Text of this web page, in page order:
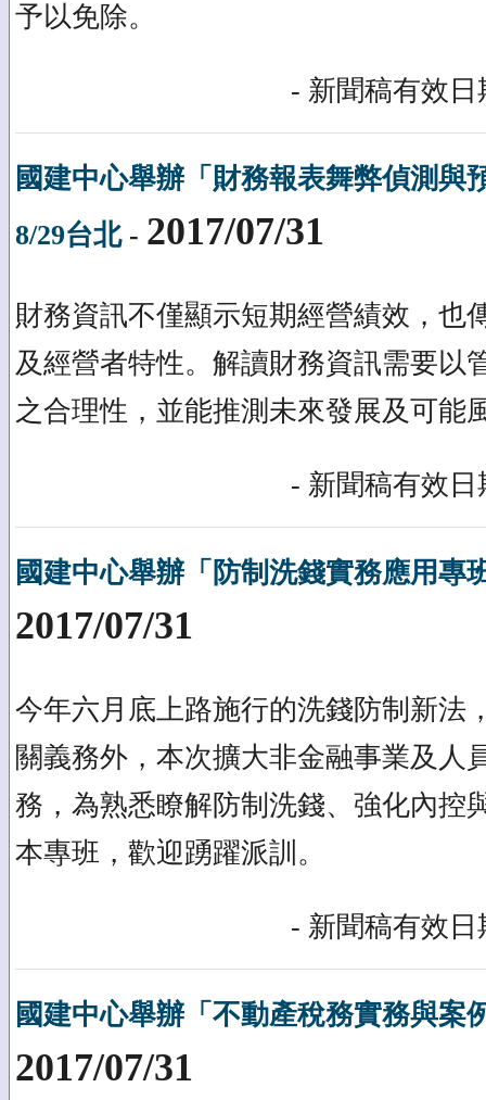
予以免除。
- 新聞稿有效日
國建中心舉辦「財務報表舞弊偵測與
8/29台北- 2017/07/31
財務資訊不僅顯示短期經營績效，也
及經營者特性。解讀財務資訊需要以
之合理性，並能推測未來發展及可能
- 新聞稿有效日
國建中心舉辦「防制洗錢實務應用專
2017/07/31
今年六月底上路施行的洗錢防制新法
關義務外，本次擴大非金融事業及人
務，為熟悉瞭解防制洗錢、強化內控
本專班，歡迎踴躍派訓。
- 新聞稿有效日
國建中心舉辦「不動產稅務實務與案
2017/07/31